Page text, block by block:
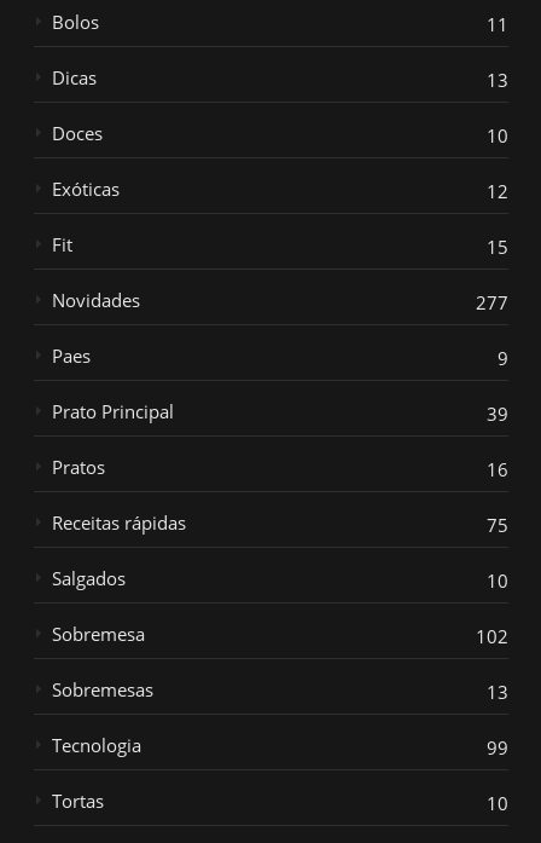
Bolos 11
Dicas 13
Doces 10
Exóticas 12
Fit 15
Novidades 277
Paes 9
Prato Principal 39
Pratos 16
Receitas rápidas 75
Salgados 10
Sobremesa 102
Sobremesas 13
Tecnologia 99
Tortas 10